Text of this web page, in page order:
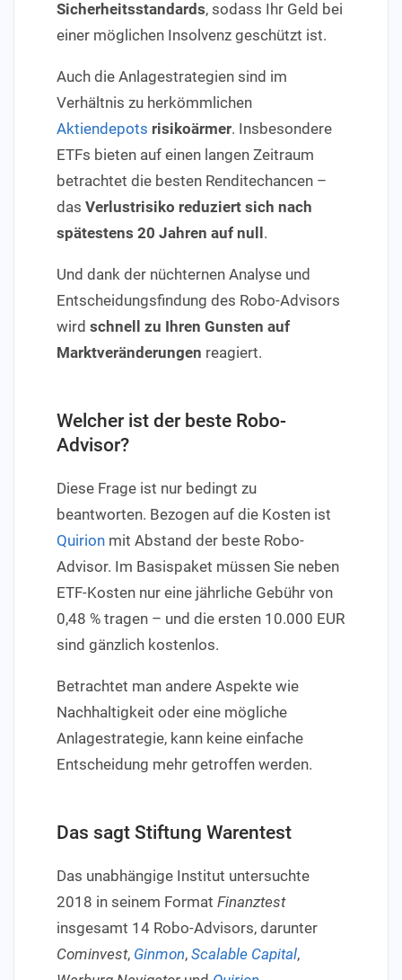
Sicherheitsstandards, sodass Ihr Geld bei
einer möglichen Insolvenz geschützt ist.
Auch die Anlagestrategien sind im
Verhältnis zu herkömmlichen
Aktiendepots risikoärmer. Insbesondere
ETFs bieten auf einen langen Zeitraum
betrachtet die besten Renditechancen –
das Verlustrisiko reduziert sich nach
spätestens 20 Jahren auf null .
Und dank der nüchternen Analyse und
Entscheidungsfindung des Robo-Advisors
wird schnell zu Ihren Gunsten auf
Marktveränderungen reagiert.
Welcher ist der beste Robo-
Advisor?
Diese Frage ist nur bedingt zu
beantworten. Bezogen auf die Kosten ist
Quirionmit Abstand der beste Robo-
Advisor. Im Basispaket müssen Sie neben
ETF-Kosten nur eine jährliche Gebühr von
0,48 % tragen – und die ersten 10.000 EUR
sind gänzlich kostenlos.
Betrachtet man andere Aspekte wie
Nachhaltigkeit oder eine mögliche
Anlagestrategie, kann keine einfache
Entscheidung mehr getroffen werden.
Das sagt Stiftung Warentest
Das unabhängige Institut untersuchte
2018 in seinem Format Finanztest
insgesamt 14 Robo-Advisors, darunter
Cominvest, Ginmon, Scalable Capital,